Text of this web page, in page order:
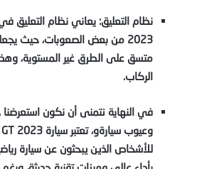
2023 من بعض الصعوبات، حيث
متسق على الطرق غير المستوية،
الركاب.
للأشخاص الذين يبحثون عن سيارة